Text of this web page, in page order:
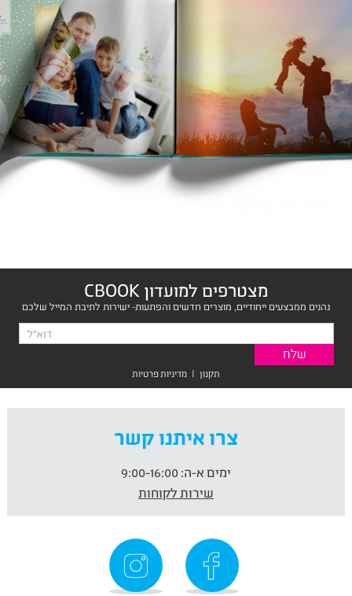
מצטרפים למועדון CBOOK
נהנים ממבצעים ייחודיים, מוצרים חדשים והפתעות- ישירות לתיבת המייל שלכם
תקנון | מדיניות פרטיות
צרו איתנו קשר
ימים א-ה:
שירות לקוחות